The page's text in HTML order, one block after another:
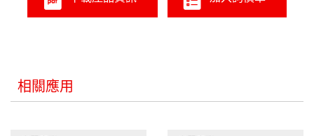
相關應用